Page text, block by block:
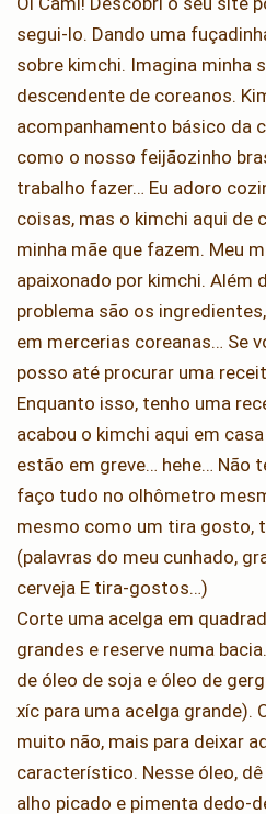
segui-lo. Dando uma
sobre kimchi. Imagina minha
descendente de coreanos.
acompanhamento básico da
como o nosso feijãozinho
trabalho fazer… Eu adoro
coisas, mas o kimchi aqui de
minha mãe que fazem. Meu
apaixonado por kimchi. Além
problema são os
em mercerias coreanas… Se
posso até procurar uma
Enquanto isso, tenho uma
acabou o kimchi aqui em
estão em greve… hehe… Não
faço tudo no olhômetro
mesmo como um tira gosto,
(palavras do meu cunhado,
cerveja E tira-gostos…)
Corte uma acelga em
grandes e reserve numa
de óleo de soja e óleo de
xíc para uma acelga grande).
muito não, mais para deixar
característico. Nesse óleo,
alho picado e pimenta dedo-